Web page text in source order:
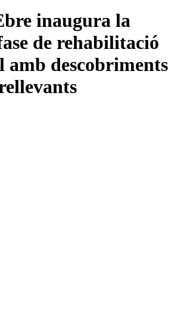
inaugura la
de rehabilitació
amb descobriments